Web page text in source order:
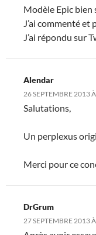
Modèle Epic bien
J’ai commenté et
J’ai répondu sur
Alendar
26 SEPTEMBRE 2013
Salutations,
Un perplexus
Merci pour ce
DrGrum
27 SEPTEMBRE 2013